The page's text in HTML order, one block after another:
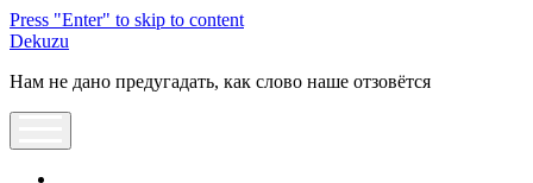
Press "Enter" to skip to content
Dekuzu
Нам не дано предугадать, как слово наше отзовётся